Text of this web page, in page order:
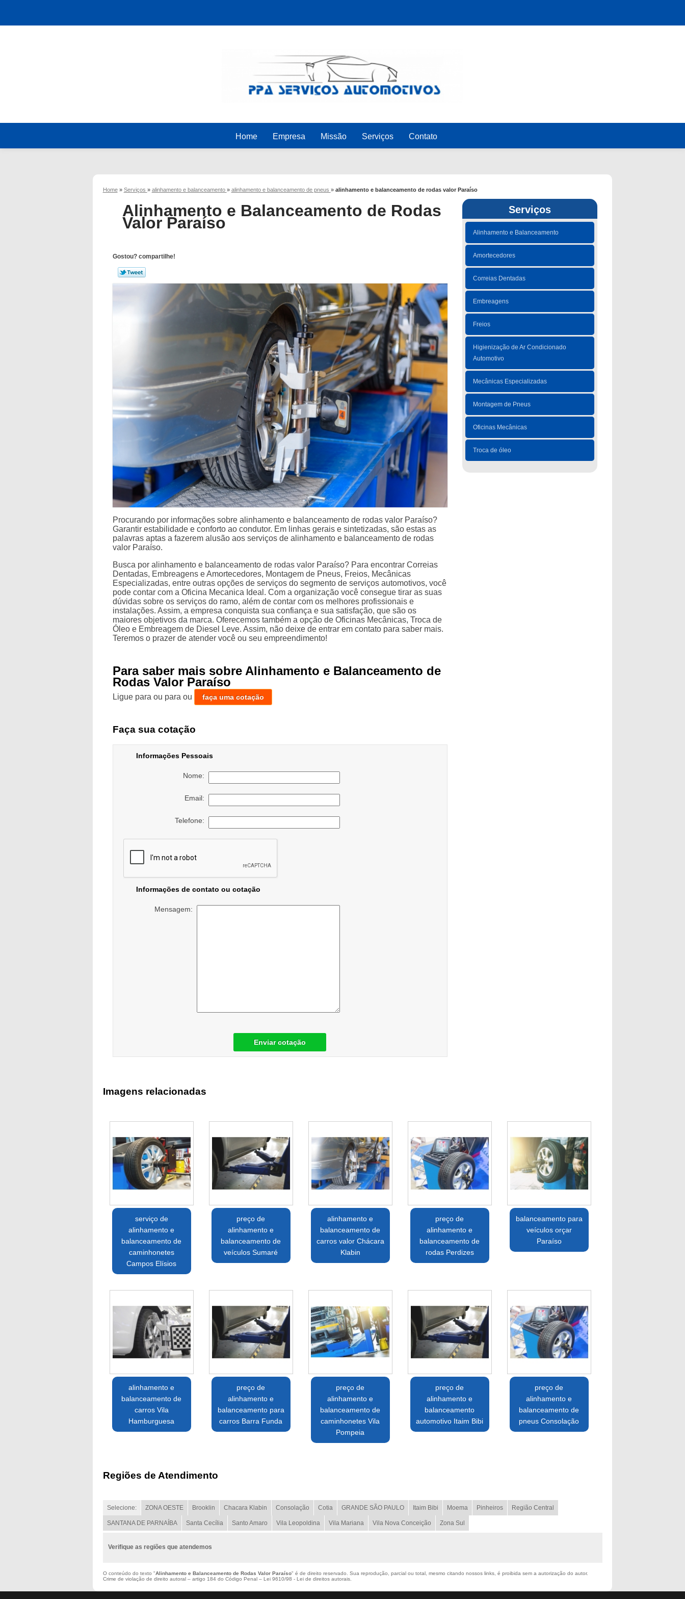
Home Empresa Missão Serviços Contato
Home » Serviços » alinhamento e balanceamento » alinhamento e balanceamento de pneus » alinhamento e balanceamento de rodas valor Paraíso
Serviços
Alinhamento e Balanceamento
Amortecedores
Correias Dentadas
Embreagens
Freios
Higienização de Ar Condicionado
Automotivo
Mecânicas Especializadas
Montagem de Pneus
Oficinas Mecânicas
Troca de óleo
Alinhamento e Balanceamento de Rodas
Valor Paraíso
Gostou? compartilhe!
Procurando por informações sobre alinhamento e balanceamento de rodas valor Paraíso?
Garantir estabilidade e conforto ao condutor. Em linhas gerais e sintetizadas, são estas as
palavras aptas a fazerem alusão aos serviços de alinhamento e balanceamento de rodas
valor Paraíso.
Busca por alinhamento e balanceamento de rodas valor Paraíso? Para encontrar Correias
Dentadas, Embreagens e Amortecedores, Montagem de Pneus, Freios, Mecânicas
Especializadas, entre outras opções de serviços do segmento de serviços automotivos, você
pode contar com a Oficina Mecanica Ideal. Com a organização você consegue tirar as suas
dúvidas sobre os serviços do ramo, além de contar com os melhores profissionais e
instalações. Assim, a empresa conquista sua confiança e sua satisfação, que são os
maiores objetivos da marca. Oferecemos também a opção de Oficinas Mecânicas, Troca de
Óleo e Embreagem de Diesel Leve. Assim, não deixe de entrar em contato para saber mais.
Teremos o prazer de atender você ou seu empreendimento!
Para saber mais sobre Alinhamento e Balanceamento de
Rodas Valor Paraíso
Ligue paraou paraou faça uma cotação
Faça sua cotação
Informações Pessoais
Nome:
Email:
Telefone:
Informações de contato ou cotação
Mensagem:
Enviar cotação
Imagens relacionadas
serviço de
alinhamento e
balanceamento de
caminhonetes
Campos Elísios
preço de
alinhamento e
balanceamento de
veículos Sumaré
alinhamento e
balanceamento de
carros valor Chácara
Klabin
preço de
alinhamento e
balanceamento de
rodas Perdizes
balanceamento para
veículos orçar
Paraíso
alinhamento e
balanceamento de
carros Vila
Hamburguesa
preço de
alinhamento e
balanceamento para
carros Barra Funda
preço de
alinhamento e
balanceamento de
caminhonetes Vila
Pompeia
preço de
alinhamento e
balanceamento
automotivo Itaim Bibi
preço de
alinhamento e
balanceamento de
pneus Consolação
Regiões de Atendimento
Selecione: ZONA OESTE Brooklin Chacara Klabin Consolação Cotia GRANDE SÃO PAULO Itaim Bibi Moema Pinheiros Região Central
SANTANA DE PARNAÍBA Santa Cecília Santo Amaro Vila Leopoldina Vila Mariana Vila Nova Conceição Zona Sul
Verifique as regiões que atendemos
O conteúdo do texto "Alinhamento e Balanceamento de Rodas Valor Paraíso" é de direito reservado. Sua reprodução, parcial ou total, mesmo citando nossos links, é proibida sem a autorização do autor.
Crime de violação de direito autoral – artigo 184 do Código Penal – Lei 9610/98 - Lei de direitos autorais.